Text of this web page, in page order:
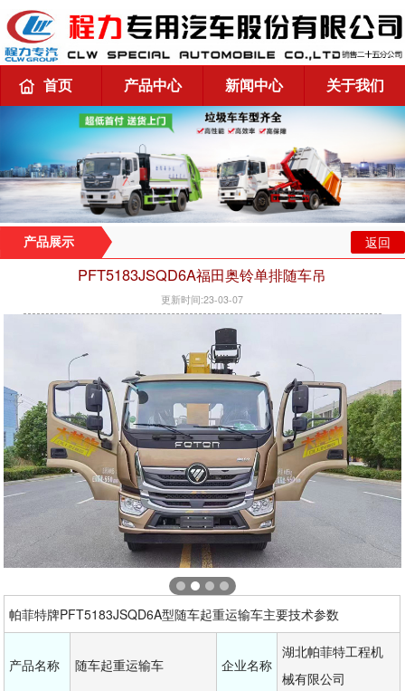
首页 产品中心 新闻中心 关于我们
产品展示 返回
PFT5183JSQD6A福田奥铃单排随车吊
更新时间:23-03-07
帕菲特牌PFT5183JSQD6A型随车起重运输车主要技术参数
产品名称 随车起重运输车 企业名称
湖北帕菲特工程机
械有限公司